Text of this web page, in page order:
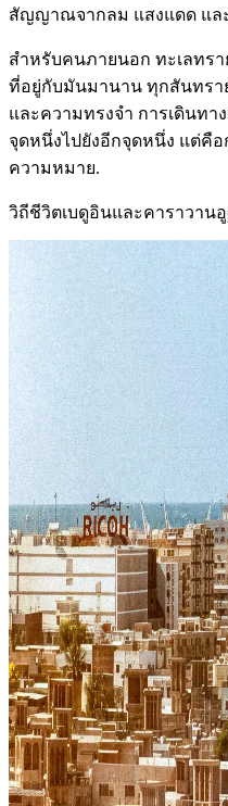
สัญญาณจากลม แสงแดด แล
สำหรับคนภายนอก ทะเลทร
ที่อยู่กับมันมานาน ทุกสันทรา
และความทรงจำ การเดินทา
จุดหนึ่งไปยังอีกจุดหนึ่ง แต่คื
ความหมาย.
วิถีชีวิตเบดูอินและคาราวาน